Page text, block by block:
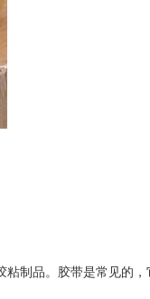
制品。胶带是常见的